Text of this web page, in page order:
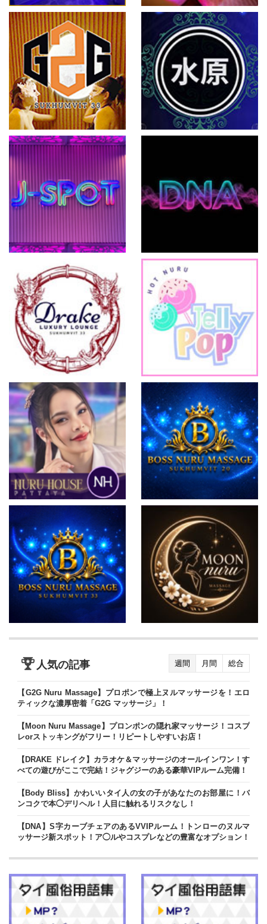
人気の記事 週間 月間 総合
【G2G Nuru Massage】プロポンで極上ヌルマッサージを！エロ
ティックな濃厚密着「G2G マッサージ」！
【Moon Nuru Massage】プロンポンの隠れ家マッサージ！コスプ
レorストッキングがフリー！リピートしやすいお店！
【DRAKE ドレイク】カラオケ＆マッサージのオールインワン！す
べての遊びがここで完結！ジャグジーのある豪華VIPルーム完備！
【Body Bliss】かわいいタイ人の女の子があなたのお部屋に！バ
ンコクで本◯デリヘル！人目に触れるリスクなし！
【DNA】S字カーブチェアのあるVVIPルーム！トンローのヌルマ
ッサージ新スポット！ア◯ルやコスプレなどの豊富なオプション！